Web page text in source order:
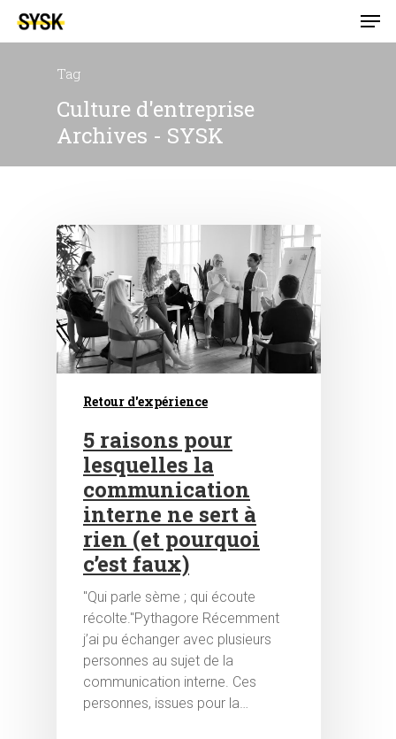
Tag
Culture d'entreprise
Archives - SYSK
Retour d'expérience
5 raisons pour
lesquelles la
communication
interne ne sert à
rien (et pourquoi
c’est faux)
"Qui parle sème ; qui écoute
récolte."Pythagore Récemment
j’ai pu échanger avec plusieurs
personnes au sujet de la
communication interne. Ces
personnes, issues pour la…